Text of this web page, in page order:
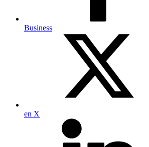
Business
en X